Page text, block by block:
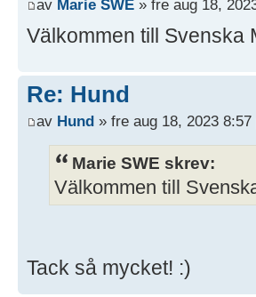
av Marie SWE » fre aug 18,
Välkommen till Svenska
Re: Hund
av Hund » fre aug 18, 2023 8:57
Marie SWE skrev:
Välkommen till
Tack så mycket! :)